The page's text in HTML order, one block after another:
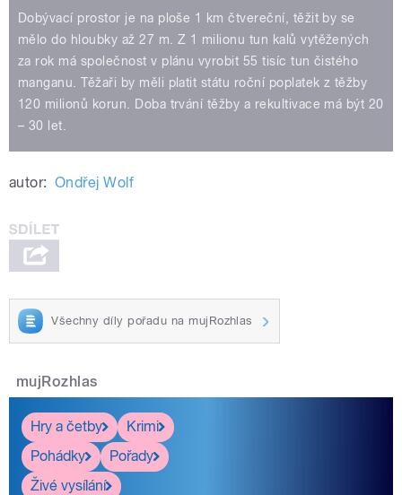
Dobývací prostor je na ploše 1 km čtvereční, těžit by se
mělo do hloubky až 27 m. Z 1 milionu tun kalů vytěžených
za rok má společnost v plánu vyrobit 55 tisíc tun čistého
manganu. Těžaři by měli platit státu roční poplatek z těžby
120 milionů korun. Doba trvání těžby a rekultivace má být 20
– 30 let.
autor: Ondřej Wolf
Všechny díly pořadu na mujRozhlas
mujRozhlas
Hry a četby
Krimi
Pohádky
Pořady
Živé vysílání